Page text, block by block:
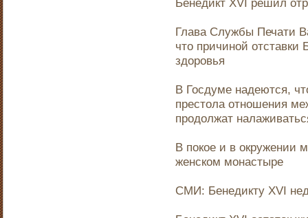
Бенедикт XVI решил
Глава Службы Печати
что причиной отставки
здоровья
В Госдуме надеются,
престола отношения
продолжат
В покое и в окружении
женском монастыре
СМИ: Бенедикту XVI